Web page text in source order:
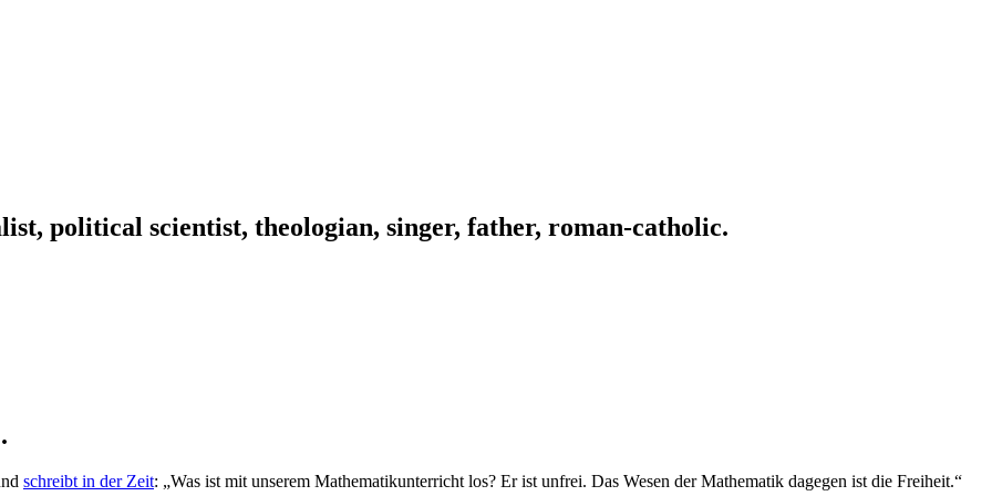
political scientist, theologian, singer, father, roman-catholic.
schreibt in der Zeit: „Was ist mit unserem Mathematikunterricht los? Er ist unfrei. Das Wesen der Mathematik dagegen ist die Freiheit.“